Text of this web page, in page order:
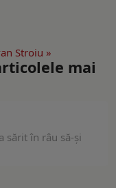
Stroiu »
mai
sărit în râu să-și